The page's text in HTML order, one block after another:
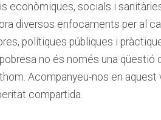
econòmiques, socials i
diversos​ enfocaments per al
polítiques públiques ​i
no és només una
Acompanyeu-nos en
compartida.